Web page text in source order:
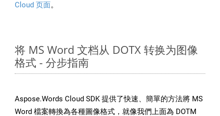
Cloud 页面。
将 MS Word 文档从 DOTX 转换为图像
格式 - 分步指南
Aspose.Words Cloud SDK 提供了快速、簡單的方法將 MS
Word 檔案轉換為各種圖像格式，就像我們上面為 DOTM